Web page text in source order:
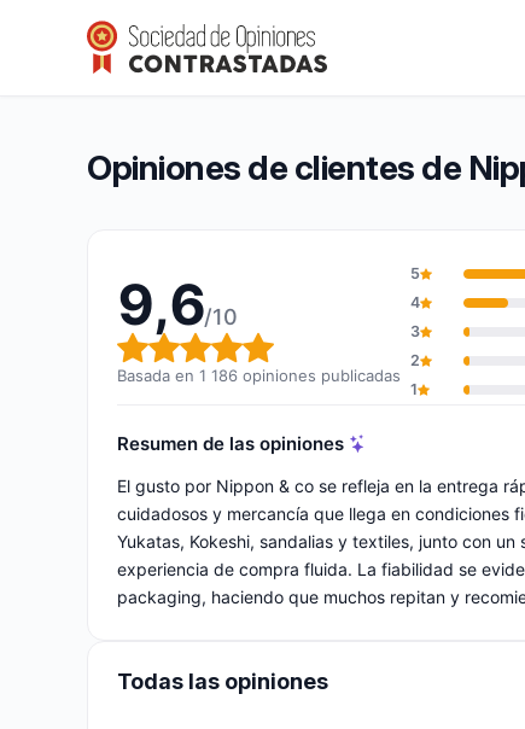
Nippon & co
Calificación global: 9,6 de 10
9,6/10(1 186 opiniones)
Opiniones de clientes de
9,6/10
Calificación global: 9,6 de 10
Basada en 1 186 opiniones publicadas
5
4
3
2
1
Resumen de las opiniones
El gusto por Nippon & co se refleja en la entrega
cuidadosos y mercancía que llega en condiciones
Yukatas, Kokeshi, sandalias y textiles, junto con
experiencia de compra fluida. La fiabilidad se
packaging, haciendo que muchos repitan y
Todas las opiniones